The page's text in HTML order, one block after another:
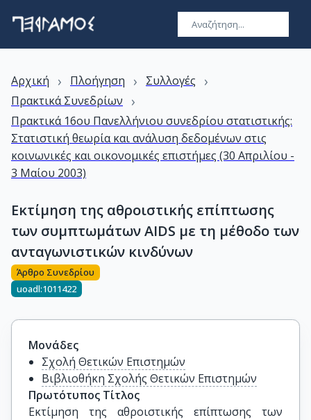
Αρχική › Πλοήγηση › Συλλογές ›
Πρακτικά Συνεδρίων ›
Πρακτικά 16ου Πανελλήνιου συνεδρίου στατιστικής:
Στατιστική θεωρία και ανάλυση δεδομένων στις
κοινωνικές και οικονομικές επιστήμες (30 Απριλίου -
3 Μαίου 2003)
Εκτίμηση της αθροιστικής επίπτωσης
των συμπτωμάτων AIDS με τη μέθοδο των
ανταγωνιστικών κινδύνων
Άρθρο Συνεδρίου
uoadl:1011422
Μονάδες
Σχολή Θετικών Επιστημών
Βιβλιοθήκη Σχολής Θετικών Επιστημών
Πρωτότυπος Τίτλος
Εκτίμηση της αθροιστικής επίπτωσης των